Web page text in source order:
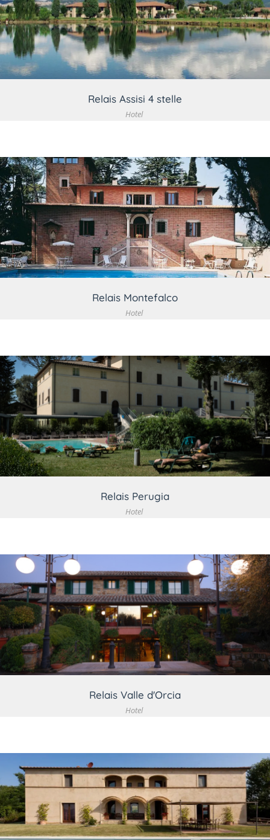
VEDI DETTAGLIO
Relais Assisi 4 stelle
Hotel
VEDI DETTAGLIO
Relais Montefalco
Hotel
VEDI DETTAGLIO
Relais Perugia
Hotel
VEDI DETTAGLIO
Relais Valle d'Orcia
Hotel
VEDI DETTAGLIO